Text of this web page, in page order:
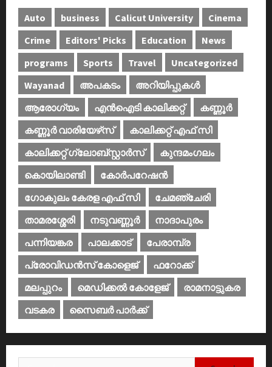
Auto business Calicut University
Cinema
Crime
Editors' Picks Education
News
programs
Sports Travel
Uncategorized
Wayanad
അപകടം
അറിയിപ്പുകള്‍
ആരോഗ്യം
എൻഐടി കാലിക്കറ്റ്
കണ്ണൂര്‍
കണ്ണൂര്‍ വാരിയേഴ്‌സ്
കാലിക്കറ്റ് എഫ് സി
കാലിക്കറ്റ് ഗ്ലോബ്സ്റ്റാർസ്
കുന്ദമംഗലം
കൊയിലാണ്ടി
കോര്‍പറേഷന്‍
ഗോകുലം കേരള എഫ് സി
ചേമഞ്ചേരി
താമരശ്ശേരി
നടുവണ്ണൂര്‍
നാദാപുരം
പന്നിയങ്കര
പാലക്കാട്‌
പേരാമ്പ്ര
പ്രോവിഡന്‍സ് കോളെജ്‌
ഫറോക്ക്
മലപ്പുറം
മെഡിക്കൽ കോളേജ്‌
രാമനാട്ടുകര
വടകര
സൈബര്‍ പാര്‍ക്ക്‌